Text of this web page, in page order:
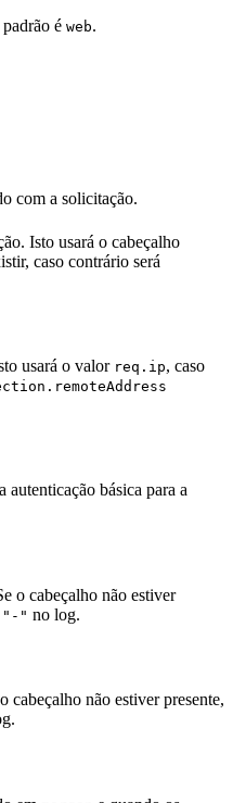
é web.
com a solicitação.
Isto usará o cabeçalho
caso contrário será
usará o valor req.ip, caso
autenticação básica para a
o cabeçalho não estiver
"-" no log.
cabeçalho não estiver presente,